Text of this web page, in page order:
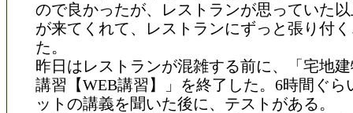
ので良かったが、レストランが思っていた
が来てくれて、レストランにずっと張り付
た。
昨日はレストランが混雑する前に、「宅地
講習【WEB講習】」を終了した。6時間ぐら
ットの講義を聞いた後に、テストがある。